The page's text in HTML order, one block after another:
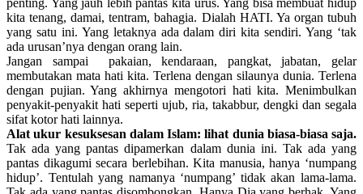
kita tenang, damai, tentram, bahagia. Dialah HATI. Ya organ tubuh
yang satu ini. Yang letaknya ada dalam diri kita sendiri. Yang ‘tak
ada urusan’nya dengan orang lain.
Jangan sampai pakaian, kendaraan, pangkat, jabatan, gelar
membutakan mata hati kita. Terlena dengan silaunya dunia. Terlena
dengan pujian. Yang akhirnya mengotori hati kita. Menimbulkan
penyakit-penyakit hati seperti ujub, ria, takabbur, dengki dan segala
sifat kotor hati lainnya.
Alat ukur kesuksesan dalam Islam: lihat dunia biasa-biasa saja.
Tak ada yang pantas dipamerkan dalam dunia ini. Tak ada yang
pantas dikagumi secara berlebihan. Kita manusia, hanya ‘numpang
hidup’. Tentulah yang namanya ‘numpang’ tidak akan lama-lama.